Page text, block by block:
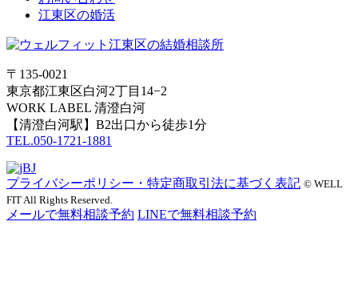
江東区の婚活
〒135-0021
東京都江東区白河2丁目14−2
WORK LABEL 清澄白河
【清澄白河駅】B2出口から徒歩1分
TEL.050-1721-1881
プライバシーポリシー・特定商取引法に基づく表記 © WELL
FIT All Rights Reserved.
メールで無料相談予約 LINEで無料相談予約